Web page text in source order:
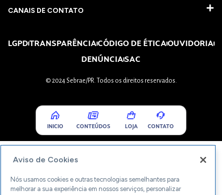
CANAIS DE CONTATO
LGPDTRANSPARÊNCIACÓDIGO DE ÉTICAOUVIDORIA
DENÚNCIASAC
© 2024 Sebrae/PR. Todos os direitos reservados.
INICIO CONTEÚDOS LOJA CONTATO
Aviso de Cookies
Nós usamos cookies e outras tecnologias semelhantes para
melhorar a sua experiência em nossos serviços, personalizar